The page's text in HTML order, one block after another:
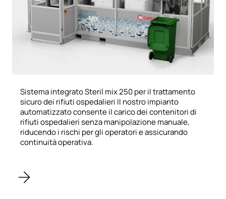
Sistema integrato Steril mix 250 per il trattamento
sicuro dei rifiuti ospedalieri Il nostro impianto
automatizzato consente il carico dei contenitori di
rifiuti ospedalieri senza manipolazione manuale,
riducendo i rischi per gli operatori e assicurando
continuità operativa.